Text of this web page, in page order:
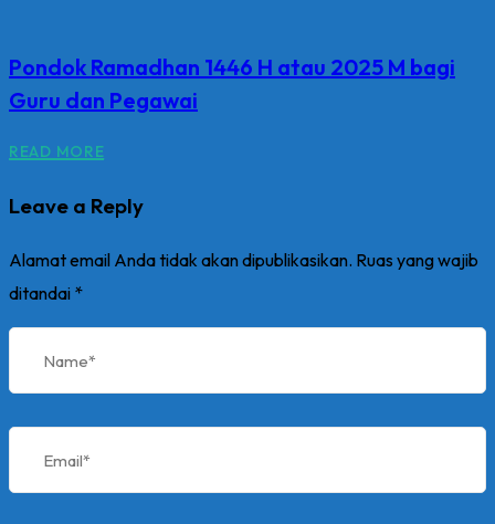
Pondok Ramadhan 1446 H atau 2025 M bagi
Guru dan Pegawai
READ MORE
Leave a Reply
Alamat email Anda tidak akan dipublikasikan. Ruas yang wajib
ditandai *